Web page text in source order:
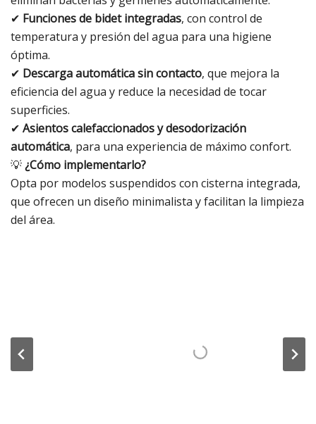
✔ Funciones de bidet integradas, con control de
temperatura y presión del agua para una higiene
óptima.
✔ Descarga automática sin contacto, que mejora la
eficiencia del agua y reduce la necesidad de tocar
superficies.
✔ Asientos calefaccionados y desodorización
automática, para una experiencia de máximo confort.
💡¿Cómo implementarlo?
Opta por modelos suspendidos con cisterna integrada,
que ofrecen un diseño minimalista y facilitan la limpieza
del área.